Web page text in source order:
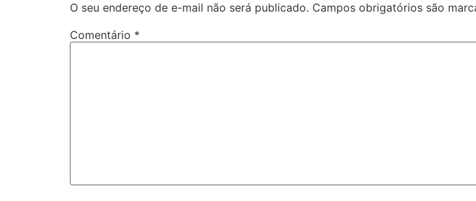
O seu endereço de e-mail não será publicado. Campos obrigatórios são
Comentário *